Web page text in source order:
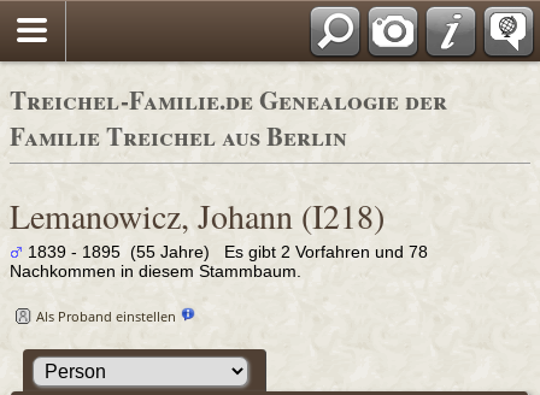
Adressbücher
Treichel-Familie.de Genealogie der
Familie Treichel aus Berlin
Lemanowicz, Johann (I218)
1839 - 1895 (55 Jahre) Es gibt 2 Vorfahren und 78
Nachkommen in diesem Stammbaum.
Als Proband einstellen